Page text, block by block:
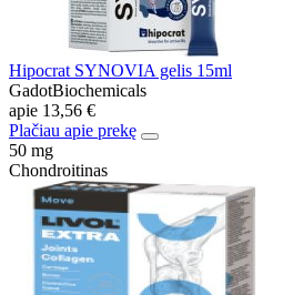
Hipocrat SYNOVIA gelis 15ml
GadotBiochemicals
apie 13,56 €
Plačiau apie prekę
50 mg
Chondroitinas